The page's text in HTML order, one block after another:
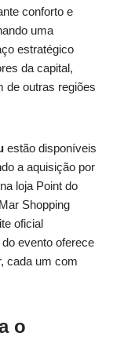
conforto e
uma
estratégico
da capital,
de outras regiões
estão disponíveis
a aquisição por
loja Point do
Shopping
oficial
evento oferece
cada um com
o